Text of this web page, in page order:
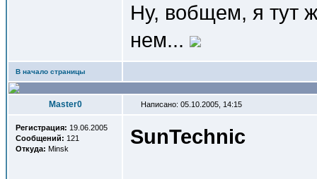
Ну, вобщем, я тут
нем...
В начало страницы
Master0 Написано: 05.10.2005, 14:15
Регистрация: 19.06.2005
Сообщений: 121
Откуда: Minsk
SunTechnic